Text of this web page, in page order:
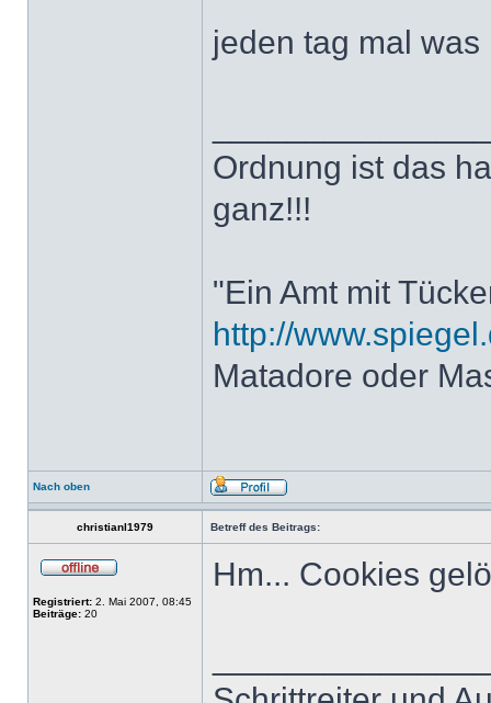
jeden tag mal
Ordnung ist das
ganz!!!
"Ein Amt mit
http://
Matadore oder
Nach oben
christianl1979 Betreff des Beitrags:
Registriert: 2. Mai 2007, 08:45
Beiträge: 20
Hm... Cookies